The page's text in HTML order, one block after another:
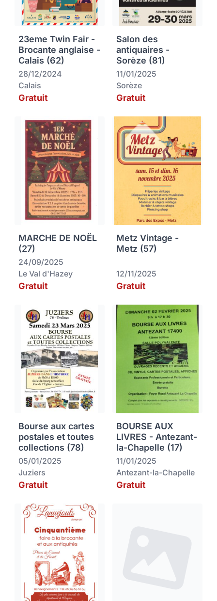
23eme Twin Fair -
Brocante anglaise -
Calais (62)
28/12/2024
Calais
Gratuit
Salon des
antiquaires -
Sorèze (81)
11/01/2025
Sorèze
Gratuit
MARCHE DE NOËL
(27)
24/09/2025
Le Val d'Hazey
Gratuit
Metz Vintage -
Metz (57)
12/11/2025
Gratuit
Bourse aux cartes
postales et toutes
collections (78)
05/01/2025
Juziers
Gratuit
BOURSE AUX
LIVRES - Antezant-
la-Chapelle (17)
11/01/2025
Antezant-la-Chapelle
Gratuit